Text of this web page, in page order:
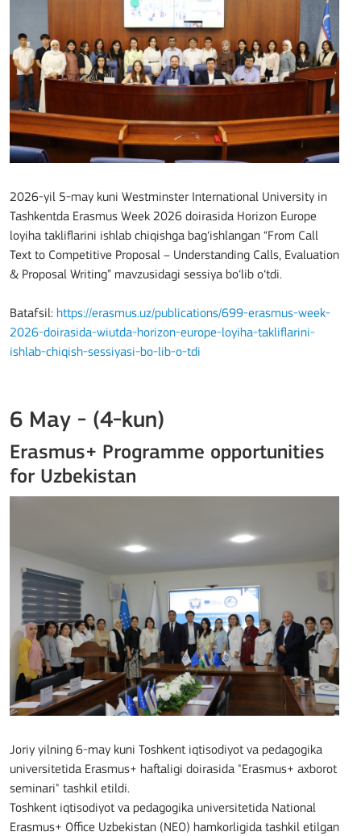
2026-yil 5-may kuni Westminster International University in
Tashkentda Erasmus Week 2026 doirasida Horizon Europe
loyiha takliflarini ishlab chiqishga bag‘ishlangan “From Call
Text to Competitive Proposal – Understanding Calls, Evaluation
& Proposal Writing” mavzusidagi sessiya bo‘lib o‘tdi.
Batafsil: https://erasmus.uz/publications/699-erasmus-week-
2026-doirasida-wiutda-horizon-europe-loyiha-takliflarini-
ishlab-chiqish-sessiyasi-bo-lib-o-tdi
6 May - (4-kun)
Erasmus+ Programme opportunities
for Uzbekistan
Joriy yilning 6-may kuni Toshkent iqtisodiyot va pedagogika
universitetida Erasmus+ haftaligi doirasida "Erasmus+ axborot
seminari" tashkil etildi.
Toshkent iqtisodiyot va pedagogika universitetida National
Erasmus+ Office Uzbekistan (NEO) hamkorligida tashkil etilgan